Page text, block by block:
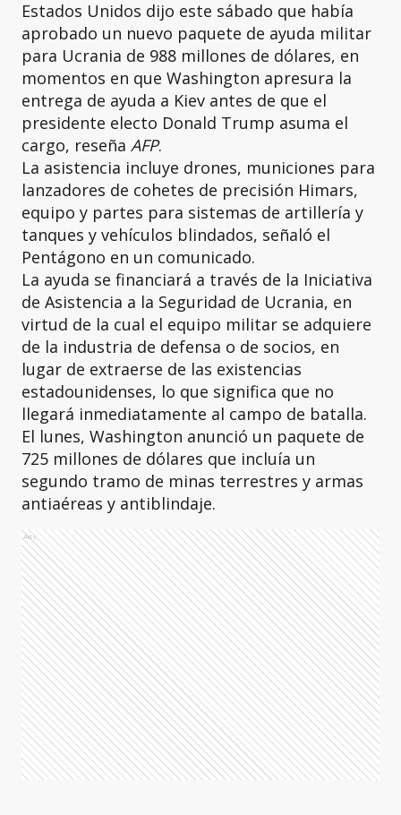
Estados Unidos dijo este sábado que había
aprobado un nuevo paquete de ayuda militar
para Ucrania de 988 millones de dólares, en
momentos en que Washington apresura la
entrega de ayuda a Kiev antes de que el
presidente electo Donald Trump asuma el
cargo, reseña AFP.
La asistencia incluye drones, municiones para
lanzadores de cohetes de precisión Himars,
equipo y partes para sistemas de artillería y
tanques y vehículos blindados, señaló el
Pentágono en un comunicado.
La ayuda se financiará a través de la Iniciativa
de Asistencia a la Seguridad de Ucrania, en
virtud de la cual el equipo militar se adquiere
de la industria de defensa o de socios, en
lugar de extraerse de las existencias
estadounidenses, lo que significa que no
llegará inmediatamente al campo de batalla.
El lunes, Washington anunció un paquete de
725 millones de dólares que incluía un
segundo tramo de minas terrestres y armas
antiaéreas y antiblindaje.
Ads